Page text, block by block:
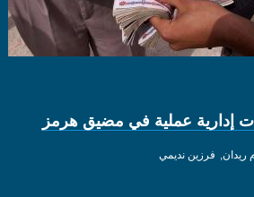
إدارية عملية في مضيق هرمز
ريدان فرزين نديمي